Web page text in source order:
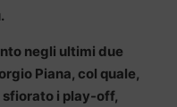
negli ultimi due
Piana, col quale,
sfiorato i play-off,